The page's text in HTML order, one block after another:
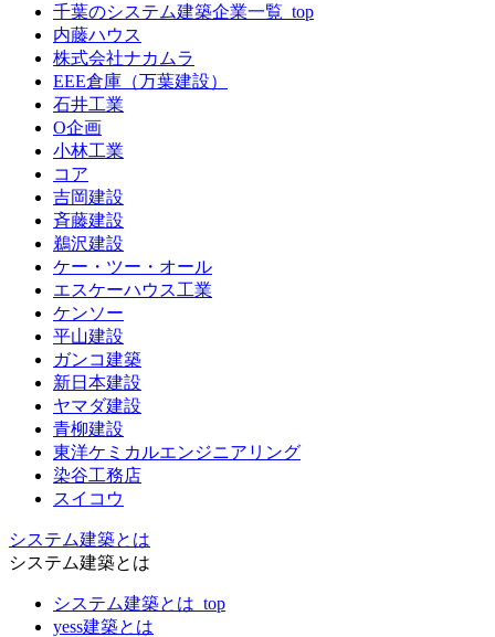
千葉のシステム建築企業一覧_top
内藤ハウス
株式会社ナカムラ
EEE倉庫（万葉建設）
石井工業
O企画
小林工業
コア
吉岡建設
斉藤建設
鵜沢建設
ケー・ツー・オール
エスケーハウス工業
ケンソー
平山建設
ガンコ建築
新日本建設
ヤマダ建設
青柳建設
東洋ケミカルエンジニアリング
染谷工務店
スイコウ
システム建築とは
システム建築とは
システム建築とは_top
yess建築とは